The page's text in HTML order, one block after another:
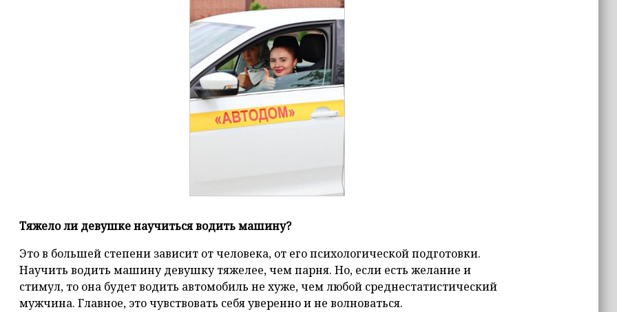
Тяжело ли девушке научиться водить машину?
Это в большей степени зависит от человека, от его психологической подготовки.
Научить водить машину девушку тяжелее, чем парня. Но, если есть желание и
стимул, то она будет водить автомобиль не хуже, чем любой среднестатистический
мужчина. Главное, это чувствовать себя уверенно и не волноваться.